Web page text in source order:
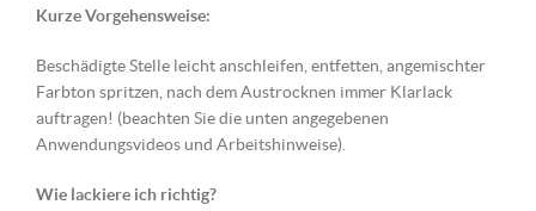
Kurze Vorgehensweise:
Beschädigte Stelle leicht anschleifen, entfetten, angemischter
Farbton spritzen, nach dem Austrocknen immer Klarlack
auftragen! (beachten Sie die unten angegebenen
Anwendungsvideos und Arbeitshinweise).
Wie lackiere ich richtig?